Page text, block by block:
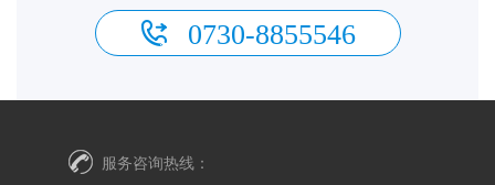
0730-8855546
服务咨询热线：